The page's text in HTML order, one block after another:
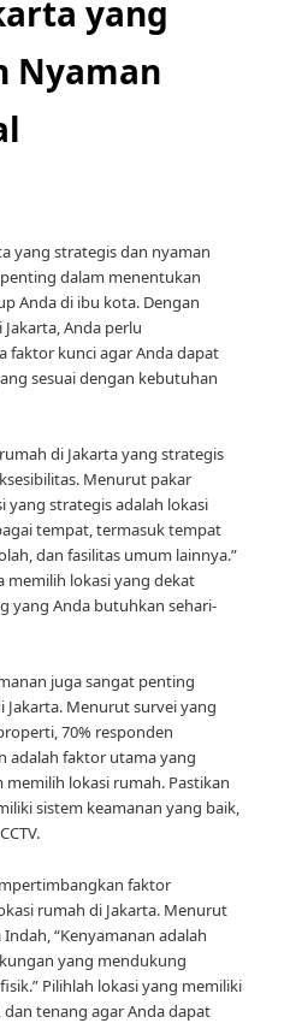
yang
Nyaman
yang strategis dan nyaman
dalam menentukan
Anda di ibu kota. Dengan
Anda perlu
faktor kunci agar Anda dapat
sesuai dengan kebutuhan
di Jakarta yang strategis
Menurut pakar
yang strategis adalah lokasi
tempat, termasuk tempat
dan fasilitas umum lainnya.”
memilih lokasi yang dekat
yang Anda butuhkan sehari-
juga sangat penting
Menurut survei yang
70% responden
adalah faktor utama yang
lokasi rumah. Pastikan
sistem keamanan yang baik,
faktor
rumah di Jakarta. Menurut
“Kenyamanan adalah
yang mendukung
Pilihlah lokasi yang memiliki
tenang agar Anda dapat